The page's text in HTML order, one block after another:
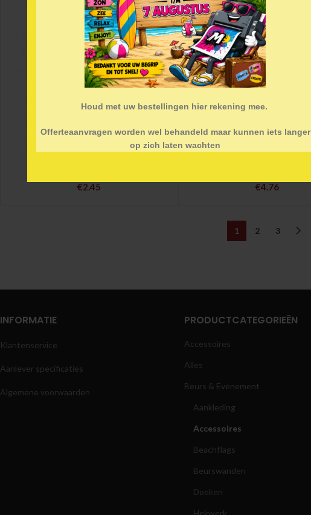
Houd met uw bestellingen hier rekening mee.
Offerteaanvragen worden wel behandeld maar kunnen iets langer
op zich laten wachten
€2.45 €4.76
1 2 3
INFORMATIE
Klantenservice
Aanlever specificaties
Algemene voorwaarden
PRODUCTCATEGORIEËN
Accessoires
Alles
Beurs & Evenement
Aankleding
Accessoires
Beachflags
Beurswanden
Doeken
Hekwerk